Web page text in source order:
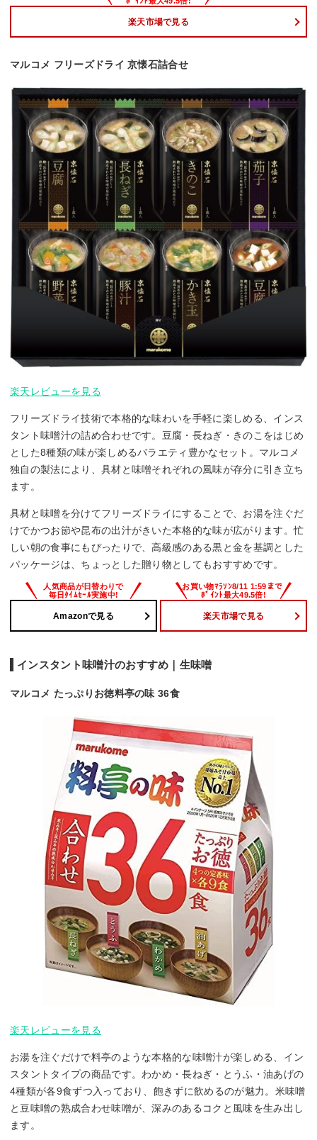
楽天市場で見る
マルコメ フリーズドライ 京懐石詰合せ
楽天レビューを見る
フリーズドライ技術で本格的な味わいを手軽に楽しめる、インス
タント味噌汁の詰め合わせです。豆腐・長ねぎ・きのこをはじめ
とした8種類の味が楽しめるバラエティ豊かなセット。マルコメ
独自の製法により、具材と味噌それぞれの風味が存分に引き立ち
ます。
具材と味噌を分けてフリーズドライにすることで、お湯を注ぐだ
けでかつお節や昆布の出汁がきいた本格的な味が広がります。忙
しい朝の食事にもぴったりで、高級感のある黒と金を基調とした
パッケージは、ちょっとした贈り物としてもおすすめです。
Amazonで見る 楽天市場で見る
インスタント味噌汁のおすすめ｜生味噌
マルコメ たっぷりお徳料亭の味 36食
楽天レビューを見る
お湯を注ぐだけで料亭のような本格的な味噌汁が楽しめる、イン
スタントタイプの商品です。わかめ・長ねぎ・とうふ・油あげの
4種類が各9食ずつ入っており、飽きずに飲めるのが魅力。米味噌
と豆味噌の熟成合わせ味噌が、深みのあるコクと風味を生み出し
ます。